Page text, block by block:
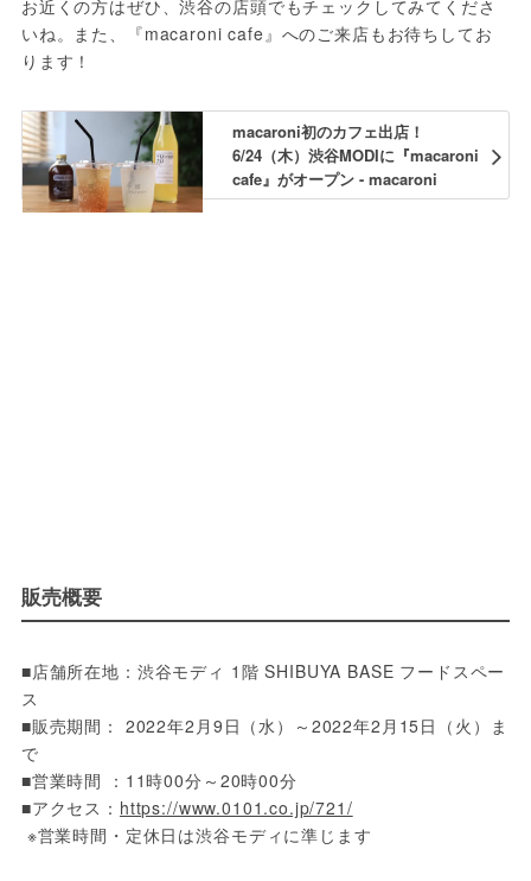
お近くの方はぜひ、渋谷の店頭でもチェックしてみてくださ
いね。また、『macaroni cafe』へのご来店もお待ちしてお
ります！
macaroni初のカフェ出店！
6/24（木）渋谷MODIに『macaroni
cafe』がオープン - macaroni
販売概要
■店舗所在地：渋谷モディ 1階 SHIBUYA BASE フードスペー
ス
■販売期間： 2022年2月9日（水）～2022年2月15日（火）ま
で
■営業時間 ：11時00分～20時00分
■アクセス： https://www.0101.co.jp/721/
※営業時間・定休日は渋谷モディに準じます